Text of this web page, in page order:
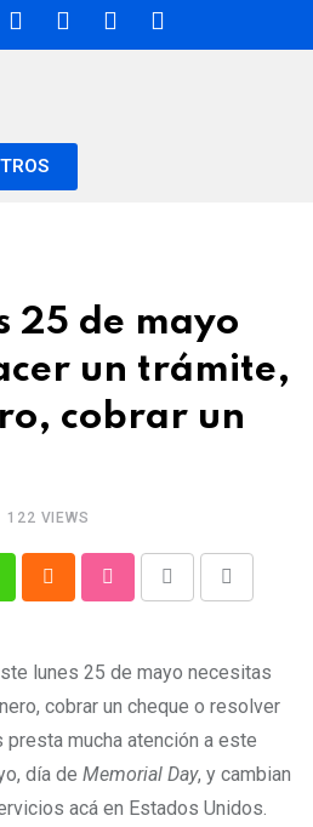
25 de mayo
un trámite,
cobrar un
122 VIEWS
lunes 25 de mayo necesitas
cobrar un cheque o resolver
mucha atención a este
día de Memorial Day, y cambian
acá en Estados Unidos.